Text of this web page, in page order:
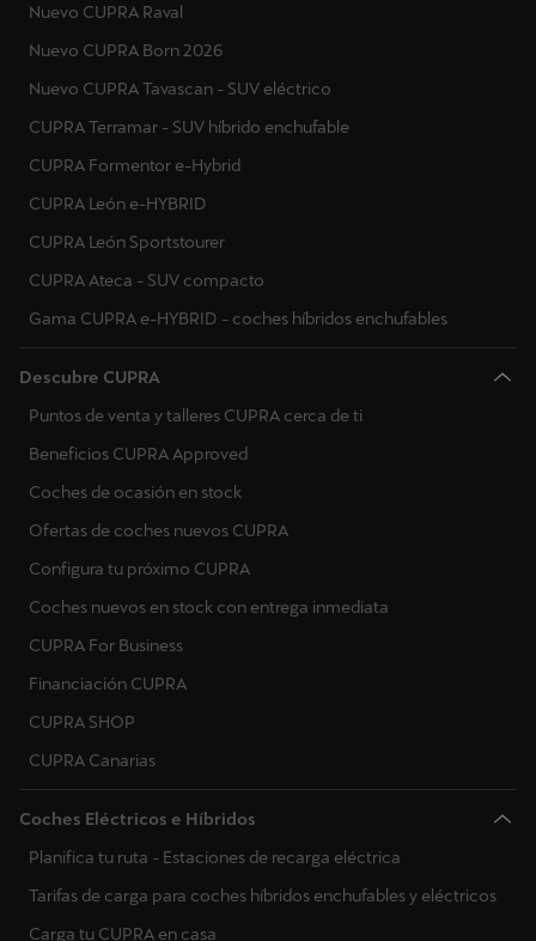
Nuevo CUPRA Raval
Nuevo CUPRA Born 2026
Nuevo CUPRA Tavascan - SUV eléctrico
CUPRA Terramar - SUV híbrido enchufable
CUPRA Formentor e-Hybrid
CUPRA León e-HYBRID
CUPRA León Sportstourer
CUPRA Ateca - SUV compacto
Gama CUPRA e-HYBRID - coches híbridos enchufables
Descubre CUPRA
Puntos de venta y talleres CUPRA cerca de ti
Beneficios CUPRA Approved
Coches de ocasión en stock
Ofertas de coches nuevos CUPRA
Configura tu próximo CUPRA
Coches nuevos en stock con entrega inmediata
CUPRA For Business
Financiación CUPRA
CUPRA SHOP
CUPRA Canarias
Coches Eléctricos e Híbridos
Planifica tu ruta - Estaciones de recarga eléctrica
Tarifas de carga para coches híbridos enchufables y eléctricos
Carga tu CUPRA en casa